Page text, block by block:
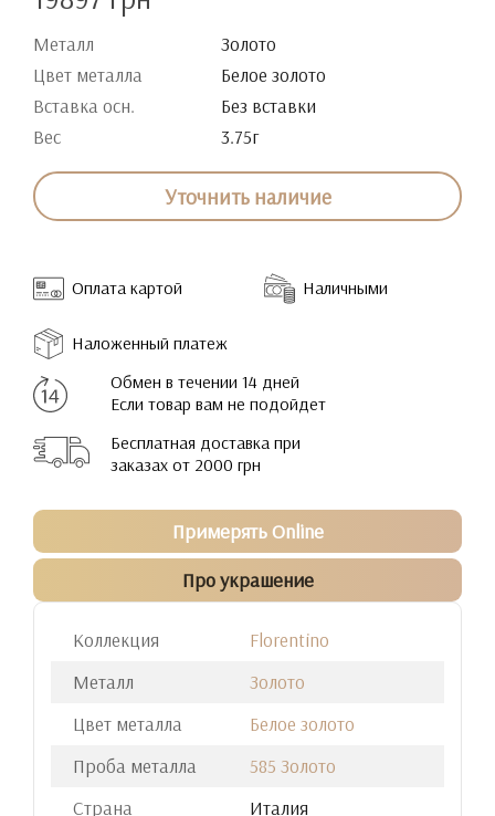
Металл
Золото
Цвет металла
Белое золото
Вставка осн.
Без вставки
Вес
3.75г
Уточнить наличие
Оплата картой Наличными
Наложенный платеж
Обмен в течении 14 дней
Если товар вам не подойдет
Бесплатная доставка при
заказах от 2000 грн
Примерять Online
Про украшение
Коллекция
Florentino
Металл
Золото
Цвет металла
Белое золото
Проба металла
585 Золото
Страна
Италия